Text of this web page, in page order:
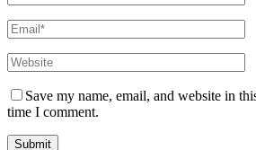
Save my name, email, and website in
time I comment.